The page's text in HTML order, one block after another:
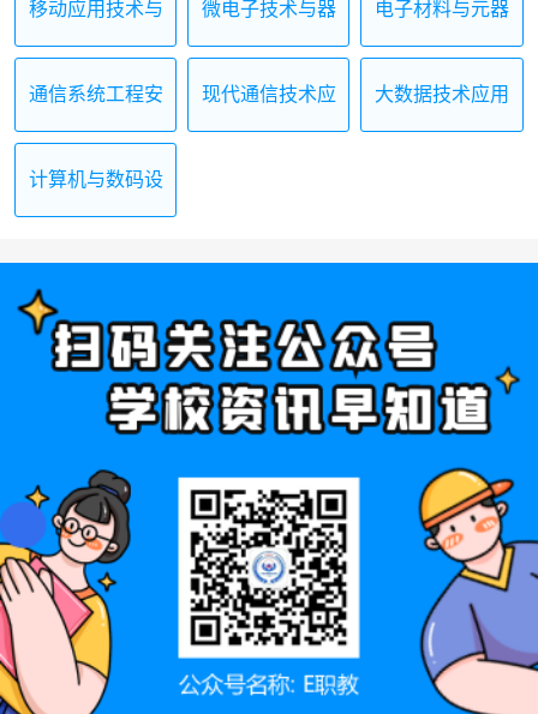
移动应用技术与
微电子技术与器
电子材料与元器
通信系统工程安
现代通信技术应
大数据技术应用
计算机与数码设